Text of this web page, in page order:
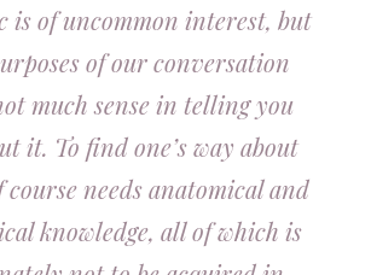
is of uncommon interest, but
of our conversation
much sense in telling you
it. To find one’s way about
needs anatomical and
knowledge, all of which is